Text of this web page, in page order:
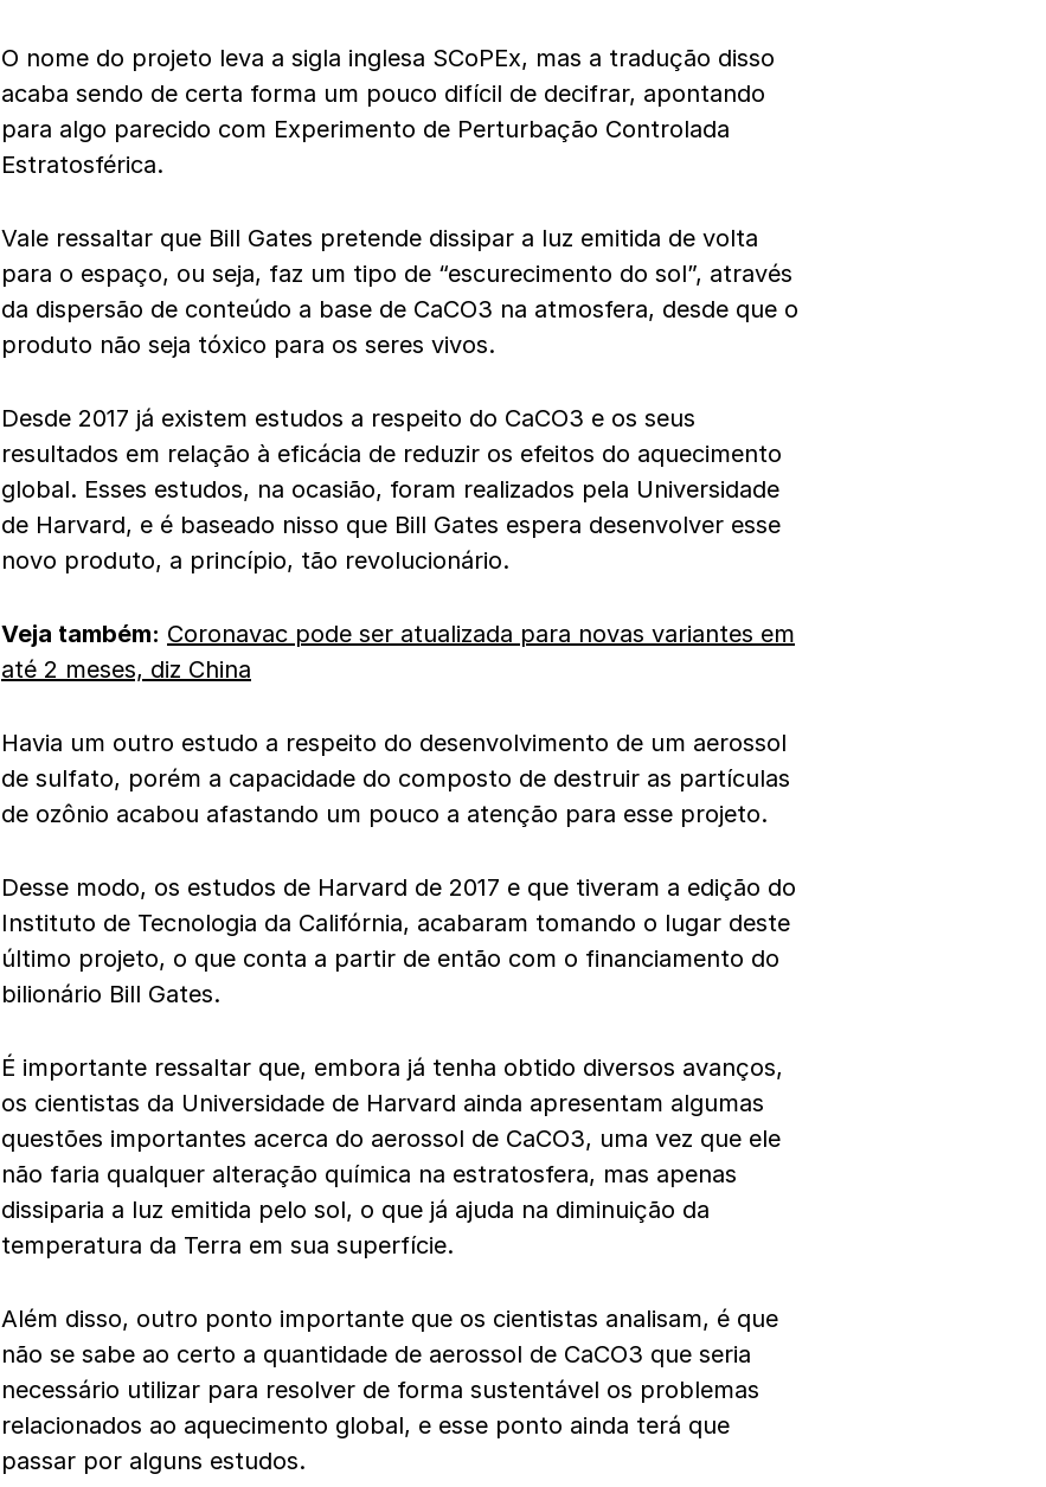
O nome do projeto leva a sigla inglesa SCoPEx, mas a tradução disso
acaba sendo de certa forma um pouco difícil de decifrar, apontando
para algo parecido com Experimento de Perturbação Controlada
Estratosférica.
Vale ressaltar que Bill Gates pretende dissipar a luz emitida de volta
para o espaço, ou seja, faz um tipo de “escurecimento do sol”, através
da dispersão de conteúdo a base de CaCO3 na atmosfera, desde que o
produto não seja tóxico para os seres vivos.
Desde 2017 já existem estudos a respeito do CaCO3 e os seus
resultados em relação à eficácia de reduzir os efeitos do aquecimento
global. Esses estudos, na ocasião, foram realizados pela Universidade
de Harvard, e é baseado nisso que Bill Gates espera desenvolver esse
novo produto, a princípio, tão revolucionário.
Veja também: Coronavac pode ser atualizada para novas variantes em
até 2 meses, diz China
Havia um outro estudo a respeito do desenvolvimento de um aerossol
de sulfato, porém a capacidade do composto de destruir as partículas
de ozônio acabou afastando um pouco a atenção para esse projeto.
Desse modo, os estudos de Harvard de 2017 e que tiveram a edição do
Instituto de Tecnologia da Califórnia, acabaram tomando o lugar deste
último projeto, o que conta a partir de então com o financiamento do
bilionário Bill Gates.
É importante ressaltar que, embora já tenha obtido diversos avanços,
os cientistas da Universidade de Harvard ainda apresentam algumas
questões importantes acerca do aerossol de CaCO3, uma vez que ele
não faria qualquer alteração química na estratosfera, mas apenas
dissiparia a luz emitida pelo sol, o que já ajuda na diminuição da
temperatura da Terra em sua superfície.
Além disso, outro ponto importante que os cientistas analisam, é que
não se sabe ao certo a quantidade de aerossol de CaCO3 que seria
necessário utilizar para resolver de forma sustentável os problemas
relacionados ao aquecimento global, e esse ponto ainda terá que
passar por alguns estudos.